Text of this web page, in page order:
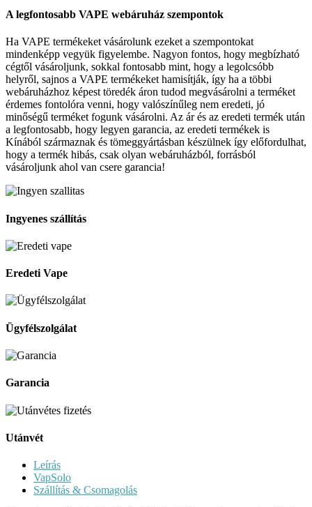
A legfontosabb VAPE webáruház szempontok
Ha VAPE termékeket vásárolunk ezeket a szempontokat
mindenképp vegyük figyelembe. Nagyon fontos, hogy megbízható
cégtől vásároljunk, sokkal fontosabb mint, hogy a legolcsóbb
helyről, sajnos a VAPE termékeket hamisítják, így ha a többi
webáruházhoz képest töredék áron tudod megvásárolni a terméket
érdemes fontolóra venni, hogy valószínűleg nem eredeti, jó
minőségű terméket fogunk vásárolni. Az ár és az eredeti termék után
a legfontosabb, hogy legyen garancia, az eredeti termékek is
Kínából származnak és tömeggyártásban készülnek így előfordulhat,
hogy a termék hibás, csak olyan webáruházból, forrásból
vásároljunk ahol van csere garancia!
Ingyenes szállítás
Eredeti Vape
Ügyfélszolgálat
Garancia
Utánvét
Leírás
VapSolo
Szállítás & Csomagolás